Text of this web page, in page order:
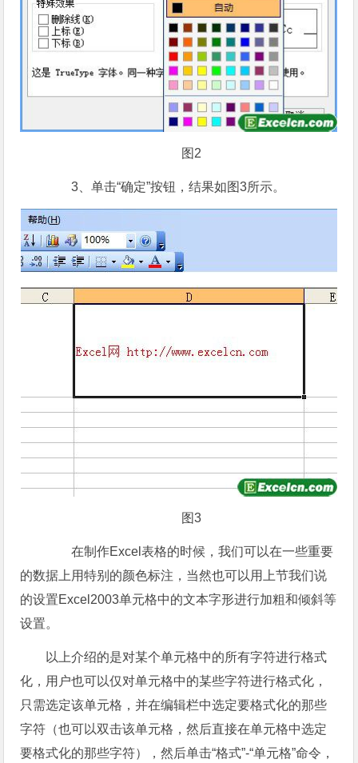
图2
3、单击“确定”按钮，结果如图3所示。
图3
在制作Excel表格的时候，我们可以在一些重要
的数据上用特别的颜色标注，当然也可以用上节我们说
的设置Excel2003单元格中的文本字形进行加粗和倾斜等
设置。
以上介绍的是对某个单元格中的所有字符进行格式
化，用户也可以仅对单元格中的某些字符进行格式化，
只需选定该单元格，并在编辑栏中选定要格式化的那些
字符（也可以双击该单元格，然后直接在单元格中选定
要格式化的那些字符），然后单击“格式”-“单元格”命令，